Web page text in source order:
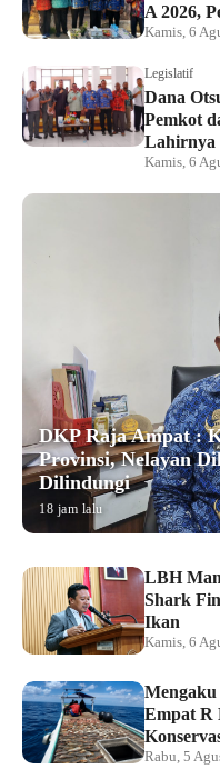
A 2026,
Kamis, 6
Legislatif
Dana
Pemkot
Lahirnya
Kamis, 6
DKP Raja Ampat :
Provinsi, Nelayan
Dilindungi
18 jam lalu
LBH
Shark
Ikan
Kamis, 6
Empat R
Rabu, 5